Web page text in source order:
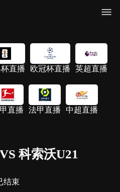
直播 欧冠杯直播 英超直播
直播 法甲直播 中超直播
科索沃U21
结束